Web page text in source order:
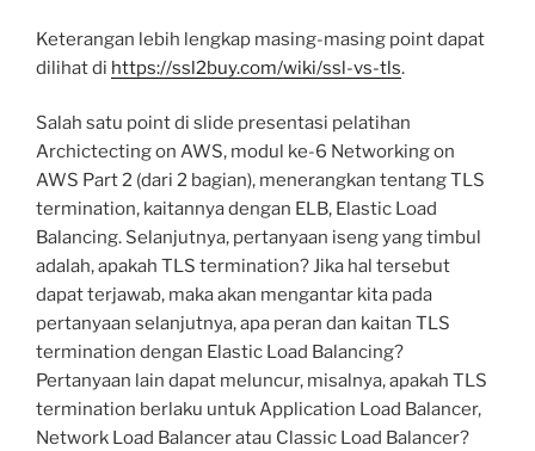
Keterangan lebih lengkap masing-masing point dapat
dilihat di https://ssl2buy.com/wiki/ssl-vs-tls.
Salah satu point di slide presentasi pelatihan
Archictecting on AWS, modul ke-6 Networking on
AWS Part 2 (dari 2 bagian), menerangkan tentang TLS
termination, kaitannya dengan ELB, Elastic Load
Balancing. Selanjutnya, pertanyaan iseng yang timbul
adalah, apakah TLS termination? Jika hal tersebut
dapat terjawab, maka akan mengantar kita pada
pertanyaan selanjutnya, apa peran dan kaitan TLS
termination dengan Elastic Load Balancing?
Pertanyaan lain dapat meluncur, misalnya, apakah TLS
termination berlaku untuk Application Load Balancer,
Network Load Balancer atau Classic Load Balancer?